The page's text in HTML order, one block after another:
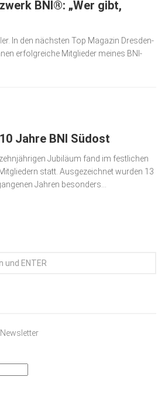
BNI®: „Wer gibt,
In den nächsten Top Magazin Dresden-
erfolgreiche Mitglieder meines BNI-
Jahre BNI Südost
Jubiläum fand im festlichen
statt. Ausgezeichnet wurden 13
Jahren besonders...